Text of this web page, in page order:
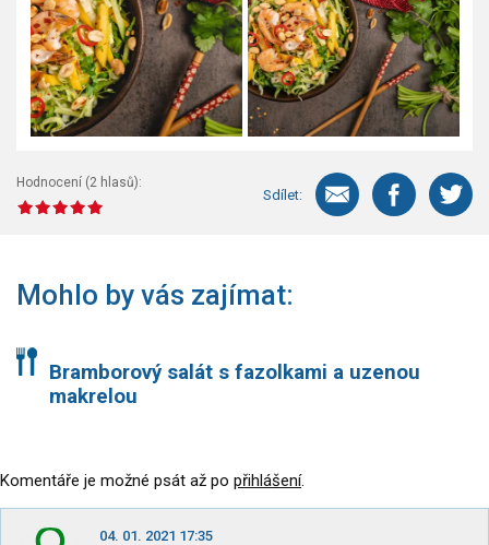
Hodnocení (2 hlasů):
Sdílet:
Mohlo by vás zajímat:
Bramborový salát s fazolkami a uzenou
makrelou
Komentáře je možné psát až po přihlášení.
04. 01. 2021 17:35